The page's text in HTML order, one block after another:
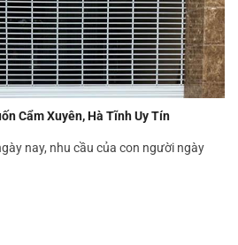
Cẩm Xuyên, Hà Tĩnh Uy Tín
nay, nhu cầu của con người ngày